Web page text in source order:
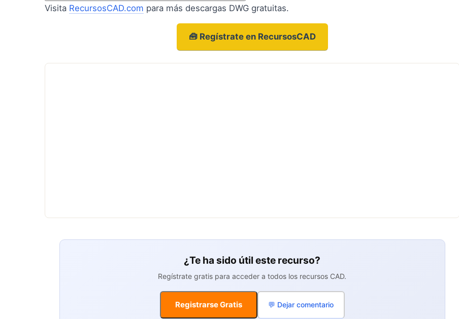
Visita RecursosCAD.com para más descargas DWG gratuitas.
🧰 Regístrate en RecursosCAD
¿Te ha sido útil este recurso?
Regístrate gratis para acceder a todos los recursos CAD.
Registrarse Gratis 💬 Dejar comentario